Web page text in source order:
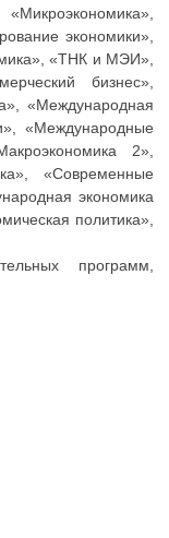
экономики»,
«ТНК и МЭИ»,
бизнес»,
«Международная
«Международные
2»,
«Современные
экономика
политика»,
программ,